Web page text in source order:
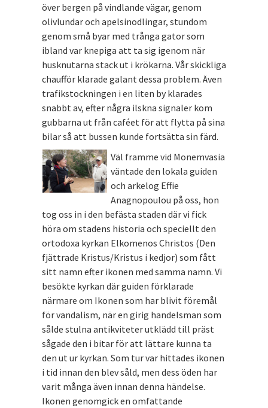
över bergen på vindlande vägar, genom
olivlundar och apelsinodlingar, stundom
genom små byar med trånga gator som
ibland var knepiga att ta sig igenom när
husknutarna stack ut i krökarna. Vår skickliga
chaufför klarade galant dessa problem. Även
trafikstockningen i en liten by klarades
snabbt av, efter några ilskna signaler kom
gubbarna ut från caféet för att flytta på sina
bilar så att bussen kunde fortsätta sin färd.
Väl framme vid Monemvasia
väntade den lokala guiden
och arkelog Effie
Anagnopoulou på oss, hon
tog oss in i den befästa staden där vi fick
höra om stadens historia och speciellt den
ortodoxa kyrkan Elkomenos Christos (Den
fjättrade Kristus/Kristus i kedjor) som fått
sitt namn efter ikonen med samma namn. Vi
besökte kyrkan där guiden förklarade
närmare om Ikonen som har blivit föremål
för vandalism, när en girig handelsman som
sålde stulna antikviteter utklädd till präst
sågade den i bitar för att lättare kunna ta
den ut ur kyrkan. Som tur var hittades ikonen
i tid innan den blev såld, men dess öden har
varit många även innan denna händelse.
Ikonen genomgick en omfattande